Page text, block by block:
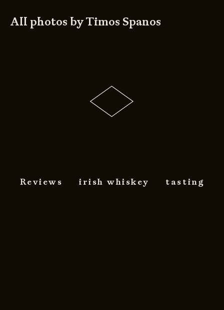
All photos by Timos Spanos
Reviews irish whiskey tasting